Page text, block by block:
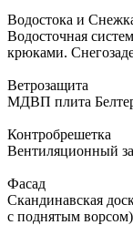
Водостока и
Водосточная
крюками.
Ветрозащита
МДВП плита
Контробрешетка
Вентиляционный
Фасад
Скандинавская
с поднятым ворсом)